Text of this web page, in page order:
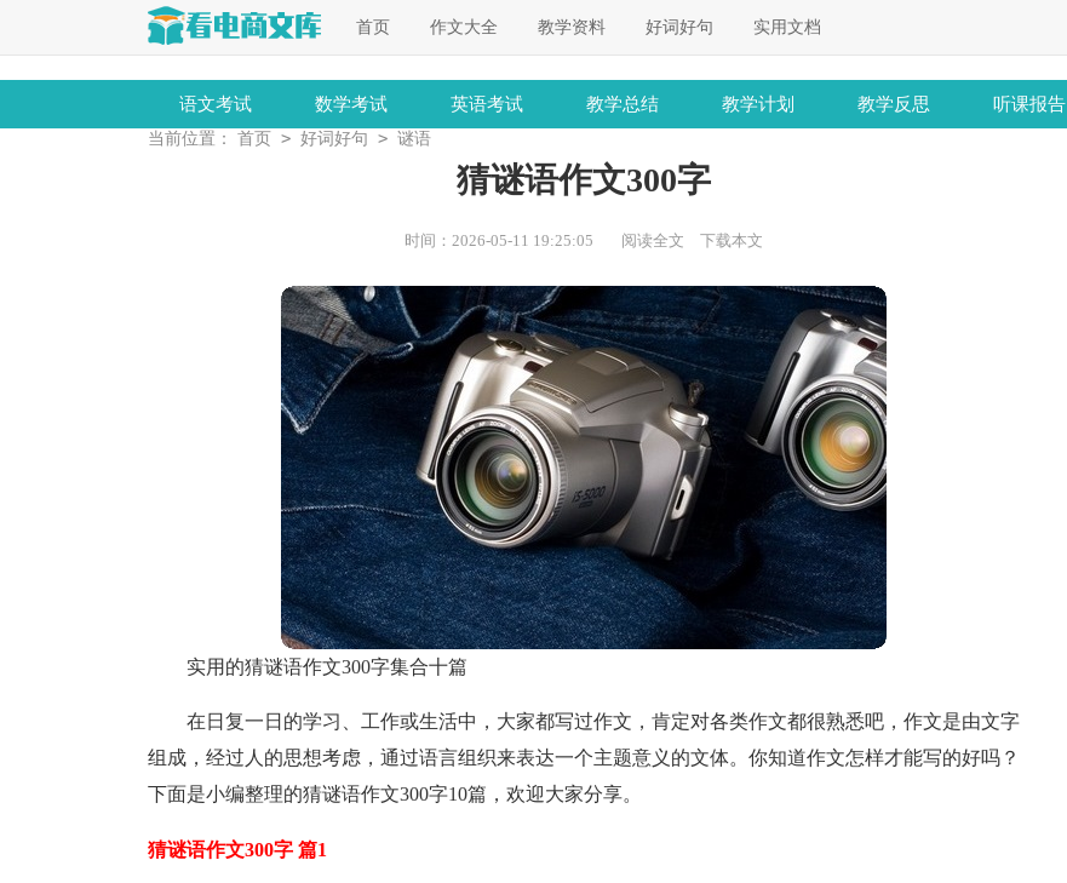
首页 作文大全 教学资料 好词好句 实用文档
语文考试 数学考试 英语考试 教学总结 教学计划 教学反思 听课报告
当前位置： 首页 > 好词好句 > 谜语
猜谜语作文300字
时间：2026-05-11 19:25:05 阅读全文 下载本文
实用的猜谜语作文300字集合十篇
在日复一日的学习、工作或生活中，大家都写过作文，肯定对各类作文都很熟悉吧，作文是由文字
组成，经过人的思想考虑，通过语言组织来表达一个主题意义的文体。你知道作文怎样才能写的好吗？
下面是小编整理的猜谜语作文300字10篇，欢迎大家分享。
猜谜语作文300字 篇1